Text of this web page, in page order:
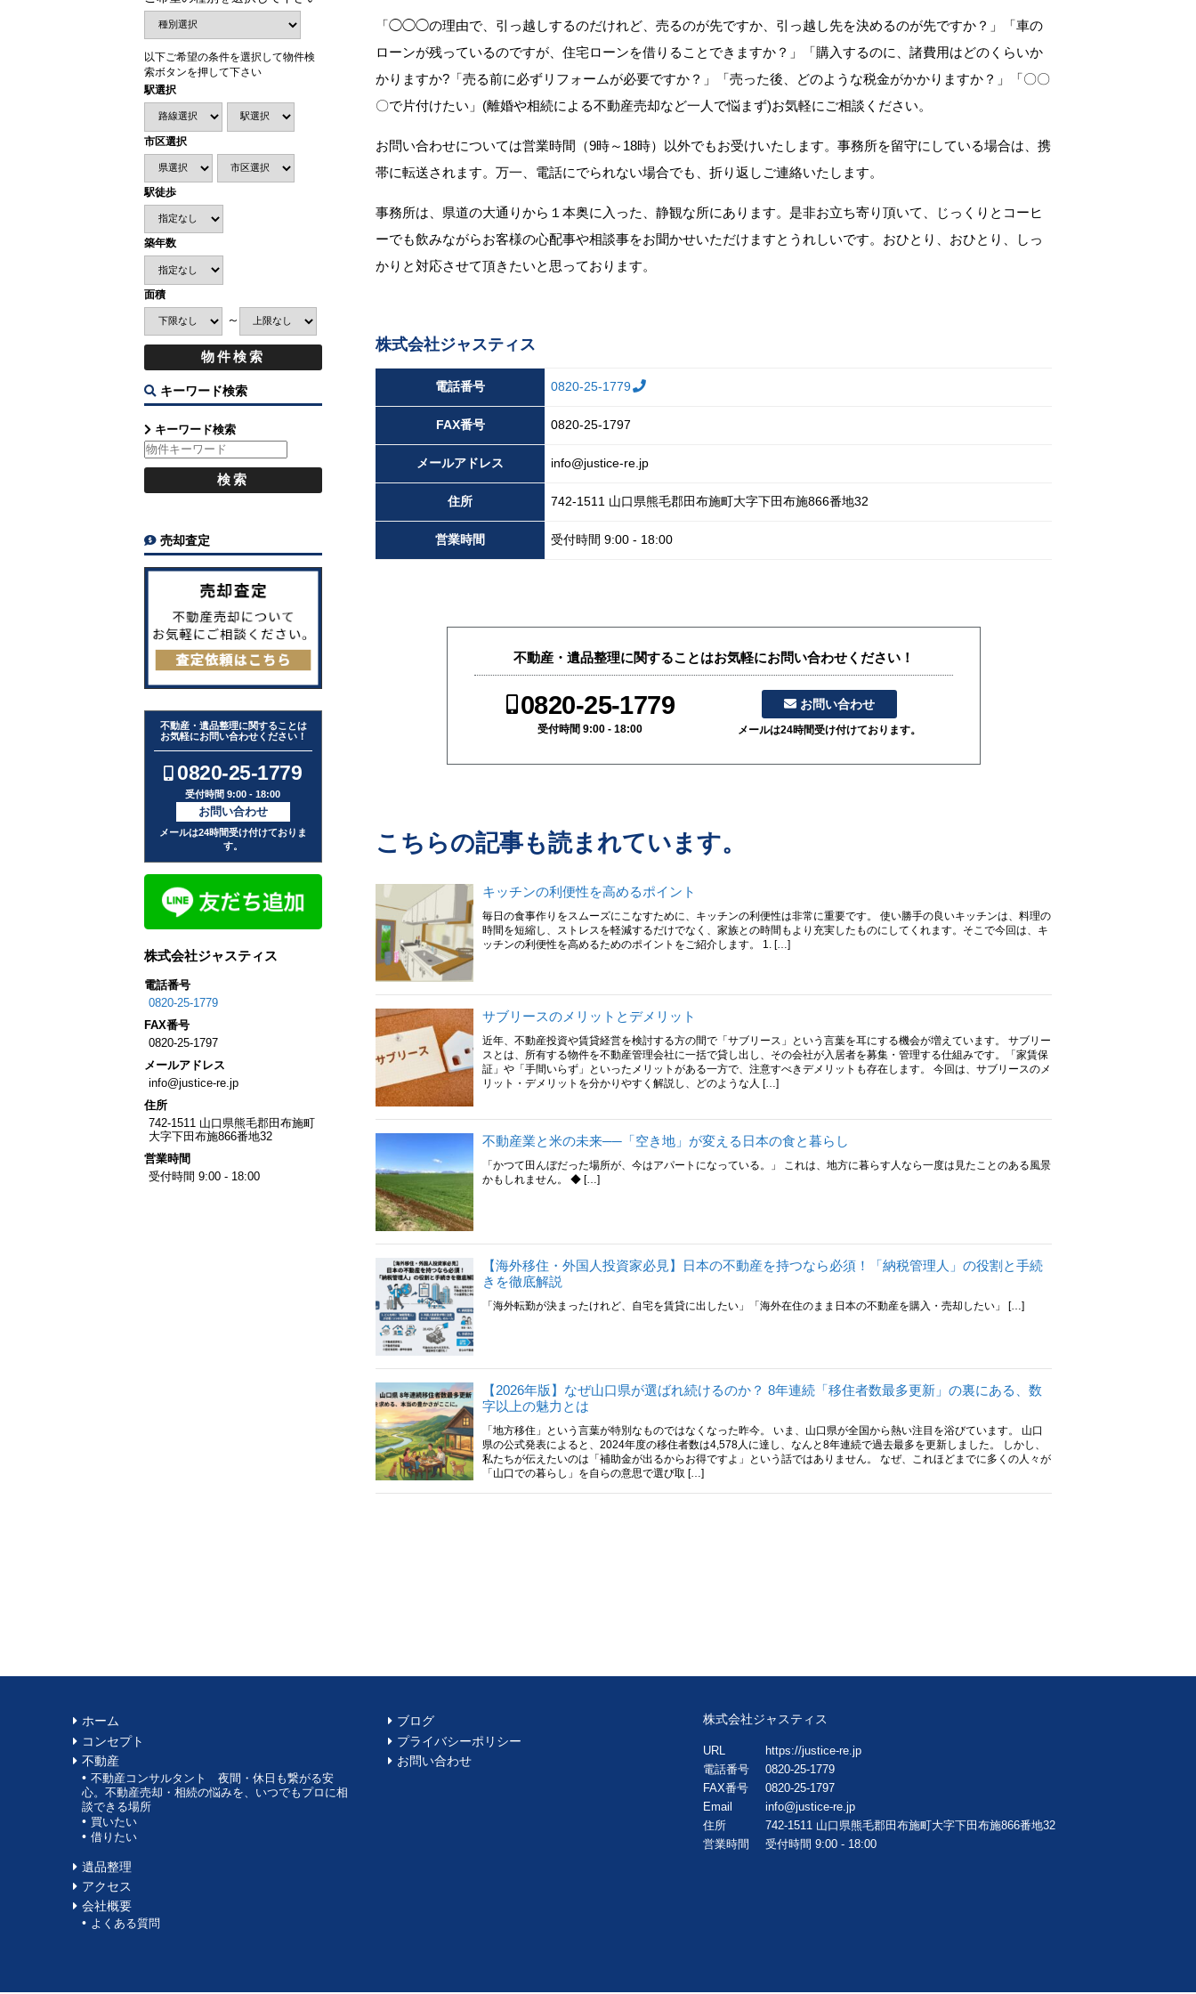
「◯◯◯の理由で、引っ越しするのだけれど、売るのが先ですか、引っ越し先を決めるのが先ですか？」「車の
ローンが残っているのですが、住宅ローンを借りることできますか？」「購入するのに、諸費用はどのくらいか
かりますか?「売る前に必ずリフォームが必要ですか？」「売った後、どのような税金がかかりますか？」「〇〇
〇で片付けたい」(離婚や相続による不動産売却など一人で悩まず)お気軽にご相談ください。
お問い合わせについては営業時間（9時～18時）以外でもお受けいたします。事務所を留守にしている場合は、携
帯に転送されます。万一、電話にでられない場合でも、折り返しご連絡いたします。
事務所は、県道の大通りから１本奥に入った、静観な所にあります。是非お立ち寄り頂いて、じっくりとコーヒ
ーでも飲みながらお客様の心配事や相談事をお聞かせいただけますとうれしいです。おひとり、おひとり、しっ
かりと対応させて頂きたいと思っております。
株式会社ジャスティス
電話番号 0820-25-1779
FAX番号 0820-25-1797
メールアドレス info@justice-re.jp
住所 742-1511山口県熊毛郡田布施町大字下田布施866番地32
営業時間 受付時間 9:00 - 18:00
不動産・遺品整理に関することはお気軽にお問い合わせください！
0820-25-1779
受付時間 9:00 - 18:00
お問い合わせ
メールは24時間受け付けております。
こちらの記事も読まれています。
キッチンの利便性を高めるポイント
毎日の食事作りをスムーズにこなすために、キッチンの利便性は非常に重要です。 使い勝手の良いキッチンは、料理の
時間を短縮し、ストレスを軽減するだけでなく、家族との時間もより充実したものにしてくれます。そこで今回は、キ
ッチンの利便性を高めるためのポイントをご紹介します。 1. […]
サブリースのメリットとデメリット
近年、不動産投資や賃貸経営を検討する方の間で「サブリース」という言葉を耳にする機会が増えています。 サブリー
スとは、所有する物件を不動産管理会社に一括で貸し出し、その会社が入居者を募集・管理する仕組みです。「家賃保
証」や「手間いらず」といったメリットがある一方で、注意すべきデメリットも存在します。 今回は、サブリースのメ
リット・デメリットを分かりやすく解説し、どのような人 […]
不動産業と米の未来──「空き地」が変える日本の食と暮らし
「かつて田んぼだった場所が、今はアパートになっている。」 これは、地方に暮らす人なら一度は見たことのある風景
かもしれません。 ◆ […]
【海外移住・外国人投資家必見】日本の不動産を持つなら必須！「納税管理人」の役割と手続
きを徹底解説
「海外転勤が決まったけれど、自宅を賃貸に出したい」「海外在住のまま日本の不動産を購入・売却したい」 […]
【2026年版】なぜ山口県が選ばれ続けるのか？ 8年連続「移住者数最多更新」の裏にある、数
字以上の魅力とは
「地方移住」という言葉が特別なものではなくなった昨今。 いま、山口県が全国から熱い注目を浴びています。 山口
県の公式発表によると、2024年度の移住者数は4,578人に達し、なんと8年連続で過去最多を更新しました。 しかし、
私たちが伝えたいのは「補助金が出るからお得ですよ」という話ではありません。 なぜ、これほどまでに多くの人々が
「山口での暮らし」を自らの意思で選び取 […]
以下ご希望の条件を選択して物件検
索ボタンを押して下さい
駅選択
市区選択
駅徒歩
築年数
面積
～
キーワード検索
キーワード検索
売却査定
不動産・遺品整理に関することは
お気軽にお問い合わせください！
0820-25-1779
受付時間 9:00 - 18:00
お問い合わせ
メールは24時間受け付けておりま
す。
株式会社ジャスティス
電話番号
0820-25-1779
FAX番号
0820-25-1797
メールアドレス
info@justice-re.jp
住所
742-1511 山口県熊毛郡田布施町
大字下田布施866番地32
営業時間
受付時間 9:00 - 18:00
ホーム
コンセプト
不動産
不動産コンサルタント 夜間・休日も繋がる安
心。不動産売却・相続の悩みを、いつでもプロに相
談できる場所
買いたい
借りたい
遺品整理
アクセス
会社概要
よくある質問
ブログ
プライバシーポリシー
お問い合わせ
株式会社ジャスティス
URL
https://justice-re.jp
電話番号
0820-25-1779
FAX番号
0820-25-1797
Email
info@justice-re.jp
住所
742-1511 山口県熊毛郡田布施町大字下田布施866番地32
営業時間
受付時間 9:00 - 18:00